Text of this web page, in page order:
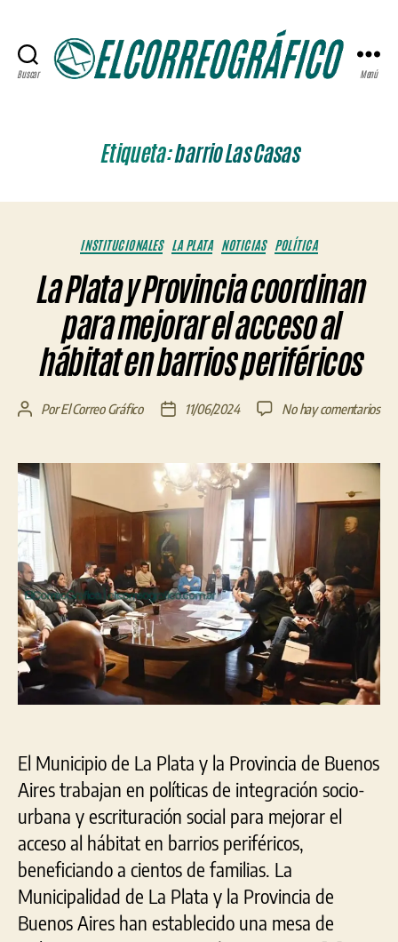
Buscar Menú
Etiqueta:barrio Las Casas
Categorías
INSTITUCIONALES LA PLATA NOTICIAS POLÍTICA
La Plata y Provincia coordinan
para mejorar el acceso al
hábitat en barrios periféricos
Autor
entrada
PorEl Correo Gráfico
Fecha
entrada
11/06/2024 No hay comentariosen
y
al
en
El Municipio de La Plata y la Provincia de Buenos
Aires trabajan en políticas de integración socio-
urbana y escrituración social para mejorar el
acceso al hábitat en barrios periféricos,
beneficiando a cientos de familias. La
Municipalidad de La Plata y la Provincia de
Buenos Aires han establecido una mesa de